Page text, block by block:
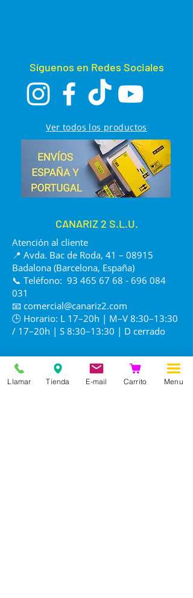
Síguenos en Redes Sociales
Ver todos los productos
CANARIZ 2 S.L.U.
Atención al cliente
📍 Avda. Bac de Roda, 41 – 08915
Badalona (Barcelona, España)
📞 Teléfono: 93 465 67 68 - 696 084
031
📧 comercial@canariz2.com
🕒 Horario: L 17–20h | M–V 8:30–13:30
/ 17–20h | S 8:30–13:30 | D cerrado
Llamar Tienda E-mail Carrito Menu